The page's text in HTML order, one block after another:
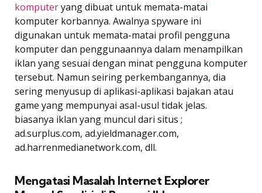
komputeryang dibuat untuk memata-matai
komputer korbannya. Awalnya spyware ini
digunakan untuk memata-matai profil pengguna
komputer dan penggunaannya dalam menampilkan
iklan yang sesuai dengan minat pengguna komputer
tersebut. Namun seiring perkembangannya, dia
sering menyusup di aplikasi-aplikasi bajakan atau
game yang mempunyai asal-usul tidak jelas.
biasanya iklan yang muncul dari situs ;
ad.surplus.com, ad.yieldmanager.com,
ad.harrenmedianetwork.com, dll.
Mengatasi Masalah Internet Explorer